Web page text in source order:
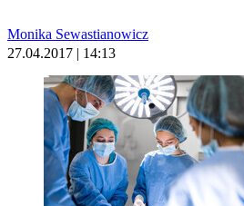
Monika Sewastianowicz
27.04.2017 | 14:13